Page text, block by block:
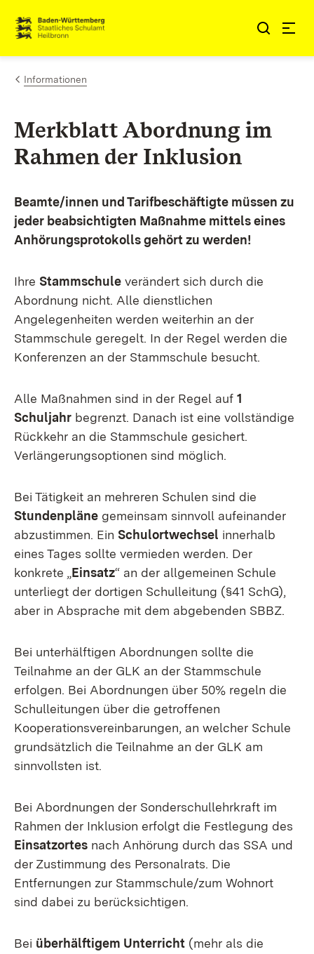
Zum Inhalt springen
Link zur Startseite
Informationen
Merkblatt Abordnung im
Rahmen der Inklusion
Beamte/innen und Tarifbeschäftigte müssen zu
jeder beabsichtigten Maßnahme mittels eines
Anhörungsprotokolls gehört zu werden!
Ihre Stammschule verändert sich durch die
Abordnung nicht. Alle dienstlichen
Angelegenheiten werden weiterhin an der
Stammschule geregelt. In der Regel werden die
Konferenzen an der Stammschule besucht.
Alle Maßnahmen sind in der Regel auf 1
Schuljahr begrenzt. Danach ist eine vollständige
Rückkehr an die Stammschule gesichert.
Verlängerungsoptionen sind möglich.
Bei Tätigkeit an mehreren Schulen sind die
Stundenpläne gemeinsam sinnvoll aufeinander
abzustimmen. Ein Schulortwechsel innerhalb
eines Tages sollte vermieden werden. Der
konkrete „Einsatz“ an der allgemeinen Schule
unterliegt der dortigen Schulleitung (§41 SchG),
aber in Absprache mit dem abgebenden SBBZ.
Bei unterhälftigen Abordnungen sollte die
Teilnahme an der GLK an der Stammschule
erfolgen. Bei Abordnungen über 50% regeln die
Schulleitungen über die getroffenen
Kooperationsvereinbarungen, an welcher Schule
grundsätzlich die Teilnahme an der GLK am
sinnvollsten ist.
Bei Abordnungen der Sonderschullehrkraft im
Rahmen der Inklusion erfolgt die Festlegung des
Einsatzortes nach Anhörung durch das SSA und
der Zustimmung des Personalrats. Die
Entfernungen zur Stammschule/zum Wohnort
sind dabei zu berücksichtigen.
Bei überhälftigem Unterricht (mehr als die